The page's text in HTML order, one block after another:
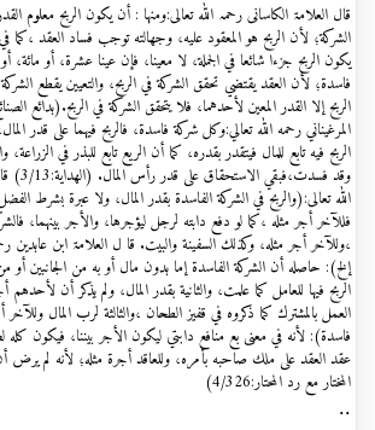
قال العلامۃ الکاسانی رحمہ اللہ تعالی:ومنها : أن يكون الربح معلوم
الشركة؛ لأن الربح هو المعقود عليه، وجهالته توجب فساد العقد ،كما
يكون الربح جزءا شائعا في الجملة، لا معينا، فإن عينا عشرة، أو
فاسدة؛ لأن العقد يقتضي تحقق الشركة في الربح، والتعيين يقطع
المرغيناني رحمه اللہ تعالي:وكل شركة فاسدة، فالربح فيهما على قدر
الربح فيه تابع للمال فيتقدر بقدره، كما أن الريع تابع للبذر في الزراعة،
وقد
اللہ تعالی:(والربح في الشركة الفاسدة بقدر المال، ولا عبرة بشرط
فللآخر أجر مثله ،كما لو دفع دابته لرجل ليؤجرها، والأجر بينهما،
،وللآخر أجر مثله، وكذلك السفينة والبيت. قا ل العلامۃ ابن عابدین
إلخ): حاصله أن الشركة الفاسدة إما بدون مال أو به من الجانبين أو
الربح فيها للعامل كما علمت، والثانية بقدر المال، ولم يذكر أن
العمل بالمشترك كما ذكروه في قفيز الطحان ،والثالثة لرب المال وللآخر
فاسدة): لأنه في معنى بع منافع دابتي ليكون الأجر بيننا، فيكون كله
عقد العقد على ملك صاحبه بأمره، وللعاقد أجرة مثله؛ لأنه لم يرض
المختار مع رد المحتار:4/326)
..